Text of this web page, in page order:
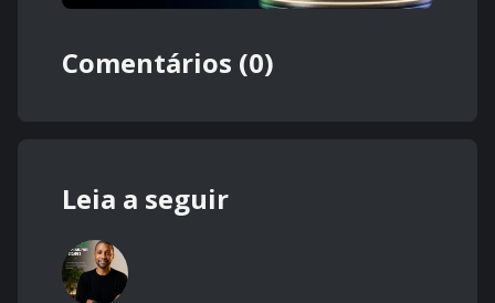
Comentários (0)
Leia a seguir